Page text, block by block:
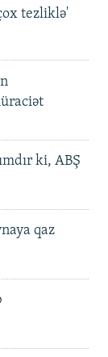
tezliklə'
ki, ABŞ
qaz